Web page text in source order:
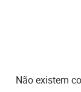
Não existem